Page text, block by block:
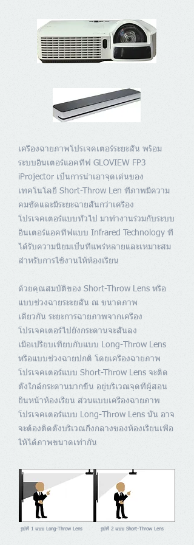
เครื่องฉายภาพโปรเจคเตอร์ระยะสั้น พร้อม
ระบบอินเตอร์แอคทีฟ GLOVIEW FP3
iProjector เป็นการนำเอาจุดเด่นของ
เทคโนโลยี Short-Throw Len ที่ภาพมีความ
คมชัดและมีระยะฉายสั้นกว่าเครื่อง
โปรเจคเตอร์แบบทั่วไป มาทำงานร่วมกับระบบ
อินเตอร์แอคทีฟแบบ Infrared Technology ที่
ได้รับความนิยมเป็นที่แพร่หลายและเหมาะสม
สำหรับการใช้งานให้ห้องเรียน
ด้วยคุณสมบัติของ Short-Throw Lens หรือ
แบบช่วงฉายระะยสั้น ณ ขนาดภาพ
เดียวกัน ระยะการฉายภาพจากเครื่อง
โปรเจคเตอร์ไปยังกระดานจะสั้นลง
เมื่อเปรียบเทียบกับแบบ Long-Throw Lens
หรือแบบช่วงฉายปกติ โดยเครื่องฉายภาพ
โปรเจคเตอร์แบบ Short-Throw Lens จะติด
ตั้งใกล้กระดานมากขึ้น อยู่บริเวณจุดที่ผู้สอน
ยืนหน้าห้องเรียน ส่วนแบบเครื่องฉายภาพ
โปรเจคเตอร์แบบ Long-Throw Lens นั้น อาจ
จะต้องติดตั้งบริเวณกึ่งกลางของห้องเรียนเพื่อ
ให้ได้ภาพขนาดเท่ากัน
รูปที่ 1 แบบ Long-Throw Lens รูปที่ 2 แบบ Short-Throw Lens